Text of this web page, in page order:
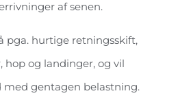
af senen.
pga. hurtige retningsskift,
hop og landinger, og vil
med gentagen belastning.